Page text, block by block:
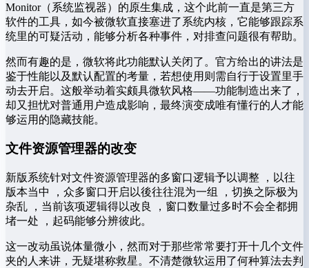
Monitor（系统监视器）的原生集成，这个此前一直是第三方
软件的工具，如今被微软直接塞进了系统内核，它能够跟踪系
统里的可疑活动，能够分析各种事件，对排查问题很有帮助。
然而有趣的是，微软将此功能默认关闭了。官方给出的讲法是
鉴于性能以及默认配置的考量，若想使用则需自行于设置里手
动去开启。这般举动着实颇具微软风格——功能制造出来了，
却又担忧对普通用户造成影响，最终演变成唯有懂行的人才能
够运用的隐藏技能。
文件资源管理器的改变
新版系统针对文件资源管理器的多窗口逻辑予以调整 ，以往
版本当中 ，众多窗口开启以後往往混为一组 ，切换之际极为
杂乱 ，当前该项逻辑得以改良 ，窗口数量过多时不会全都拥
堵一处 ，起码能够分辨彼此。
这一改动虽说体量微小，然而对于那些常常要打开十几个文件
夹的人来讲，无疑堪称救星。不清楚微软运用了何种算法去判